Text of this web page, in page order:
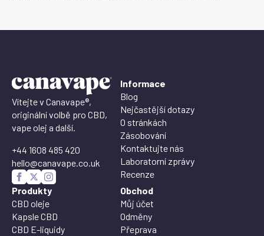
Vítejte v Canavape®,
originální volbě pro CBD,
vape olej a další.
+44 1608 485 420
hello@canavape.co.uk
Informace
Blog
Nejčastější dotazy
O stránkách
Zásobování
Kontaktujte nás
Laboratorní zprávy
Recenze
Produkty
CBD oleje
Kapsle CBD
CBD E-liquidy
Obchod
Můj účet
Odměny
Přeprava